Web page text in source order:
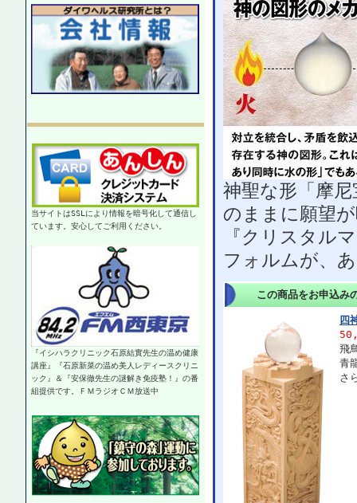
当サイトはSSLにより情報を暗号化して通信し
ています。安心してご利用ください。
『イシハラクリニック石原結實先生の温め健康
講座』『石原新菜の温め美人レディースクリニ
ック』＆『安保徹先生の謎解き免疫塾！』の番
組提供です。ＦＭラジオＣＭ放送中
神聖な形「摩
のままに願望
『クリスタル
フォルムが、
この商品をお申込み
四
飛
青
さ